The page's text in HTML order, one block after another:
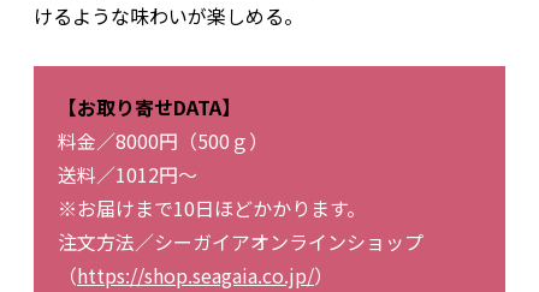
けるような味わいが楽しめる。
【お取り寄せDATA】
料金／8000円（500ｇ）
送料／1012円～
※お届けまで10日ほどかかります。
注文方法／シーガイアオンラインショップ
（https://shop.seagaia.co.jp/）